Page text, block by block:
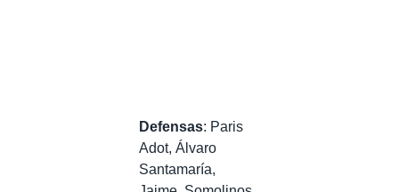
Defensas: Paris
Adot, Álvaro
Santamaría,